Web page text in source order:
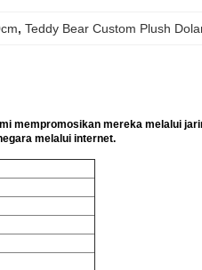
, Teddy Bear Custom Plush
mempromosikan mereka melalui
melalui internet.